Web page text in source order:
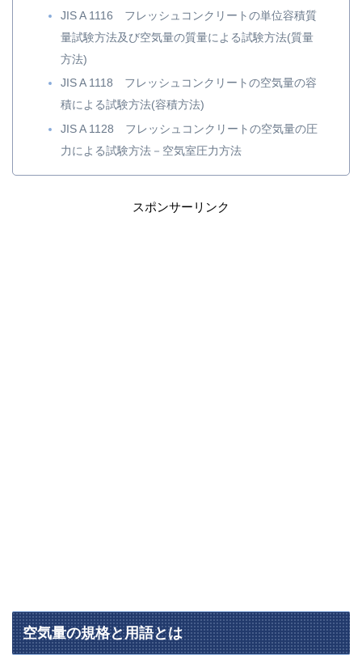
JIS A 1116 フレッシュコンクリートの単位容積質
量試験方法及び空気量の質量による試験方法(質量
方法)
JIS A 1118 フレッシュコンクリートの空気量の容
積による試験方法(容積方法)
JIS A 1128 フレッシュコンクリートの空気量の圧
力による試験方法－空気室圧力方法
スポンサーリンク
空気量の規格と用語とは